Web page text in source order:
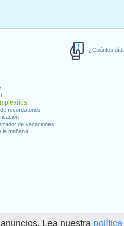
Lea nuestra
¿Cuántos
recordatorios
de vacaciones
la mañana